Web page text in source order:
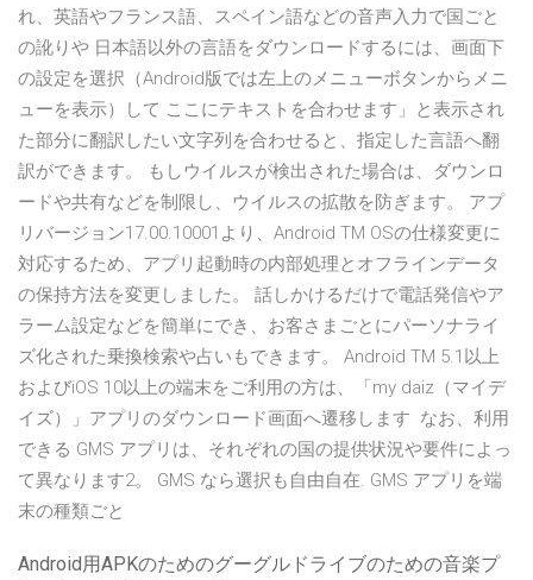
れ、英語やフランス語、スペイン語などの音声入力で国ごと
の訛りや 日本語以外の言語をダウンロードするには、画面下
の設定を選択（Android版では左上のメニューボタンからメニ
ューを表示）して ここにテキストを合わせます」と表示され
た部分に翻訳したい文字列を合わせると、指定した言語へ翻
訳ができます。 もしウイルスが検出された場合は、ダウンロ
ードや共有などを制限し、ウイルスの拡散を防ぎます。 アプ
リバージョン17.00.10001より、Android TM OSの仕様変更に
対応するため、アプリ起動時の内部処理とオフラインデータ
の保持方法を変更しました。 話しかけるだけで電話発信やア
ラーム設定などを簡単にでき、お客さまごとにパーソナライ
ズ化された乗換検索や占いもできます。 Android TM 5.1以上
およびiOS 10以上の端末をご利用の方は、「my daiz（マイデ
イズ）」アプリのダウンロード画面へ遷移します なお、利用
できる GMS アプリは、それぞれの国の提供状況や要件によっ
て異なります2。 GMS なら選択も自由自在. GMS アプリを端
末の種類ごと
Android用APKのためのグーグルドライブのための音楽プ